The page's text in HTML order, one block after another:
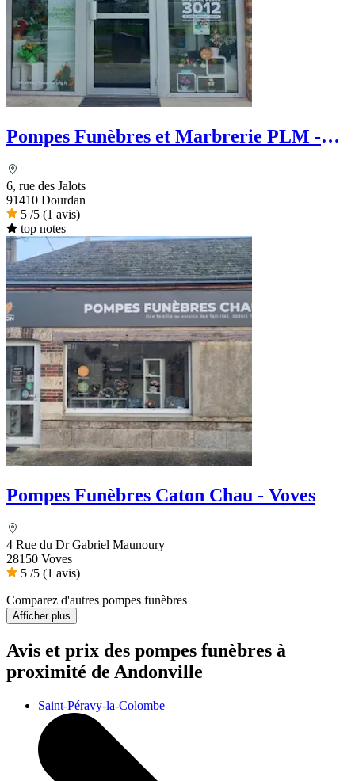
Pompes Funèbres et Marbrerie PLM -
6, rue des Jalots
91410 Dourdan
5 /5 (1 avis)
top notes
Pompes Funèbres Caton Chau - Voves
4 Rue du Dr Gabriel Maunoury
28150 Voves
5 /5 (1 avis)
Comparez d'autres pompes funèbres
Afficher plus
Avis et prix des pompes funèbres à
proximité de Andonville
Saint-Péravy-la-Colombe